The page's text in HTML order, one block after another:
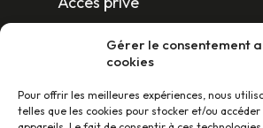
Gérer le consentement
cookies
Pour offrir les meilleures expériences, nous
telles que les cookies pour stocker et/ou
SUIVEZ-NOUS !